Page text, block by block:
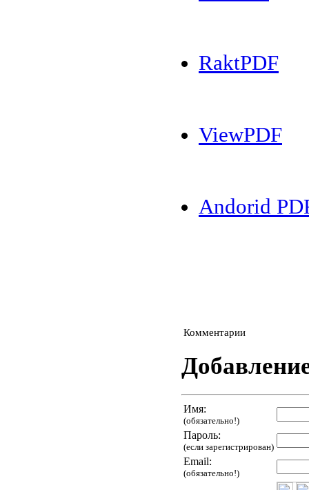
RaktPDF
ViewPDF
Andorid
Комментарии
Имя:
(обязательно!)
Пароль:
(если зарегистрирован)
Email:
(обязательно!)